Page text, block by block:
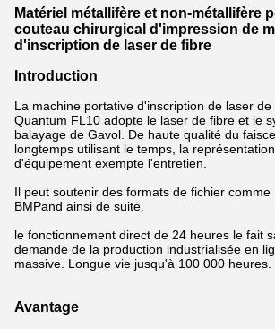
Matériel métallifère et non-métallifère
couteau chirurgical d'impression de
d'inscription de laser de fibre
Introduction
La machine portative d'inscription de laser
Quantum FL10 adopte le laser de fibre et le
balayage de Gavol. De haute qualité du
longtemps utilisant le temps, la
d'équipement exempte l'entretien.
Il peut soutenir des formats de fichier comme
BMPand ainsi de suite.
le fonctionnement direct de 24 heures le fait
demande de la production industrialisée en
massive. Longue vie jusqu'à 100 000 heures.
Avantage